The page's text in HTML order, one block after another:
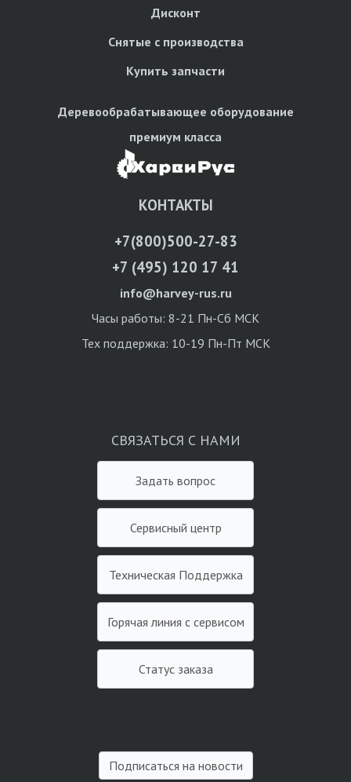
Дисконт
Снятые с производства
Купить запчасти
Деревообрабатывающее оборудование
премиум класса
КОНТАКТЫ
+7(800)500-27-83
+7 (495) 120 17 41
info@harvey-rus.ru
Часы работы: 8-21 Пн-Сб МСК
Тех поддержка: 10-19 Пн-Пт МСК
СВЯЗАТЬСЯ С НАМИ
Задать вопрос
Сервисный центр
Техническая Поддержка
Горячая линия с сервисом
Статус заказа
Подписаться на новости